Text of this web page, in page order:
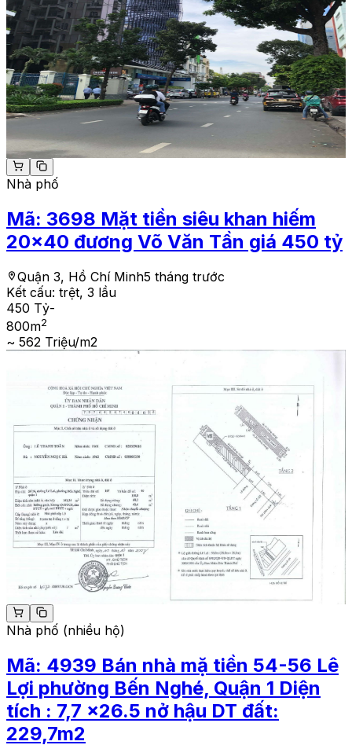
Nhà phố
Mã: 3698 Mặt tiền siêu khan hiếm
20x40 đương Võ Văn Tần giá 450 tỷ
Quận 3, Hồ Chí Minh5 tháng trước
Kết cấu: trệt, 3 lầu
450 Tỷ-
800m2
~ 562 Triệu/m2
Nhà phố (nhiều hộ)
Mã: 4939 Bán nhà mặ tiền 54-56 Lê
Lợi phường Bến Nghé, Quận 1 Diện
tích : 7,7 x26.5 nở hậu DT đất:
229,7m2